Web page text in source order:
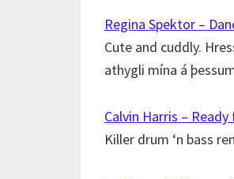
Regina Spektor –
Cute and cuddly.
athygli mína á
Calvin Harris –
Killer drum ‘n bass